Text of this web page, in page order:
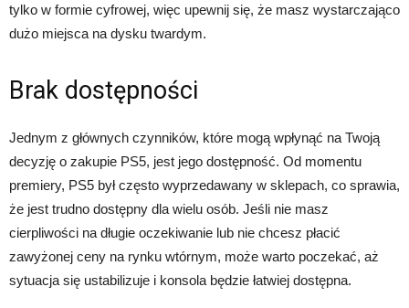
tylko w formie cyfrowej, więc upewnij się, że masz wystarczająco
dużo miejsca na dysku twardym.
Brak dostępności
Jednym z głównych czynników, które mogą wpłynąć na Twoją
decyzję o zakupie PS5, jest jego dostępność. Od momentu
premiery, PS5 był często wyprzedawany w sklepach, co sprawia,
że ​​jest trudno dostępny dla wielu osób. Jeśli nie masz
cierpliwości na długie oczekiwanie lub nie chcesz płacić
zawyżonej ceny na rynku wtórnym, może warto poczekać, aż
sytuacja się ustabilizuje i konsola będzie łatwiej dostępna.